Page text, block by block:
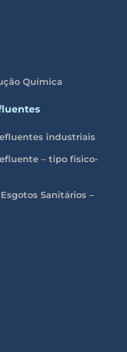
Química
industriais
– tipo físico-
Sanitários –